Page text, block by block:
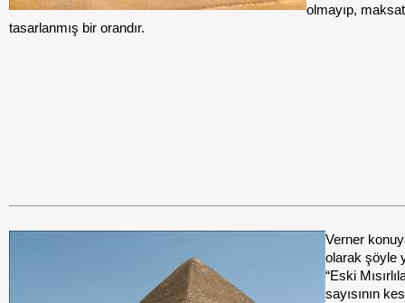
olmayıp,
tasarlanmış bir orandır.
Verner
olarak şöyle
“Eski
sayısının